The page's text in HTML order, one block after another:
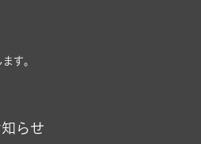
す。
らせ